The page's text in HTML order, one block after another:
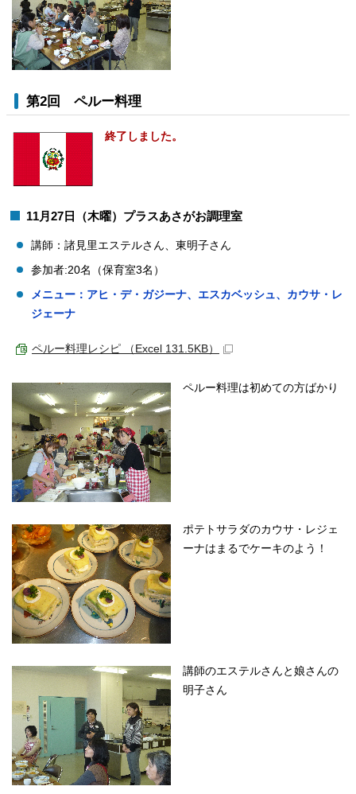
第2回 ペルー料理
終了しました。
11月27日（木曜）プラスあさがお調理室
講師：諸見里エステルさん、東明子さん
参加者:20名（保育室3名）
メニュー：アヒ・デ・ガジーナ、エスカベッシュ、カウサ・レ
ジェーナ
ペルー料理レシピ （Excel 131.5KB）
ペルー料理は初めての方ばかり
ポテトサラダのカウサ・レジェ
ーナはまるでケーキのよう！
講師のエステルさんと娘さんの
明子さん